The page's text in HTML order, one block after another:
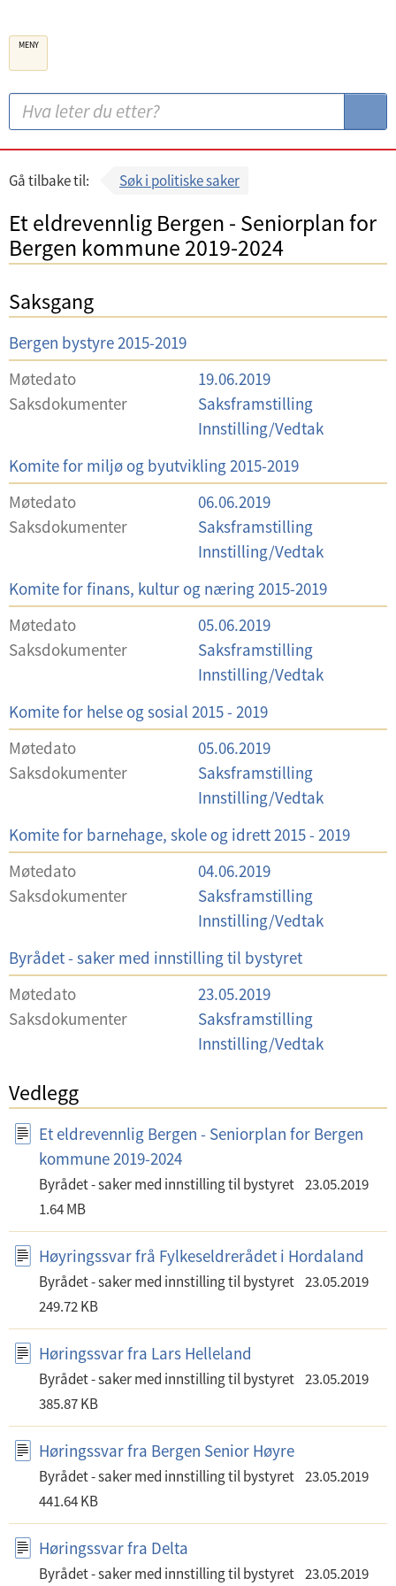
g
e
n
m
m
e
ø
k
:
S
ø
MENY
Gå tilbake til: Søk i politiske saker
Et eldrevennlig Bergen - Seniorplan for
Bergen kommune 2019-2024
Saksgang
Møtedato 19.06.2019
U
t
v
a
g
Bergen bystyre 2015-2019
Saksdokumenter
Saksframstilling
Innstilling/Vedtak
Møtedato 06.06.2019
U
t
v
a
g
Komite for miljø og byutvikling 2015-2019
Saksdokumenter
Saksframstilling
Innstilling/Vedtak
Møtedato 05.06.2019
U
t
v
a
g
Komite for finans, kultur og næring 2015-2019
Saksdokumenter
Saksframstilling
Innstilling/Vedtak
Møtedato 05.06.2019
U
t
v
a
g
Komite for helse og sosial 2015 - 2019
Saksdokumenter
Saksframstilling
Innstilling/Vedtak
Møtedato 04.06.2019
U
t
v
a
g
Komite for barnehage, skole og idrett 2015 - 2019
Saksdokumenter
Saksframstilling
Innstilling/Vedtak
Møtedato 23.05.2019
U
t
v
a
g
Byrådet - saker med innstilling til bystyret
Saksdokumenter
Saksframstilling
Innstilling/Vedtak
Vedlegg
Et eldrevennlig Bergen - Seniorplan for Bergen
kommune 2019-2024
Byrådet - saker med innstilling til bystyret 23.05.2019
1.64 MB
Høyringssvar frå Fylkeseldrerådet i Hordaland
Byrådet - saker med innstilling til bystyret 23.05.2019
249.72 KB
Høringssvar fra Lars Helleland
Byrådet - saker med innstilling til bystyret 23.05.2019
385.87 KB
Høringssvar fra Bergen Senior Høyre
Byrådet - saker med innstilling til bystyret 23.05.2019
441.64 KB
Høringssvar fra Delta
Byrådet - saker med innstilling til bystyret 23.05.2019